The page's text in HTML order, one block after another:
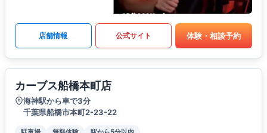
店舗情報 公式サイト 体験・相談予約
カーブス船橋本町店
海神駅から車で3分
千葉県船橋市本町2-23-22